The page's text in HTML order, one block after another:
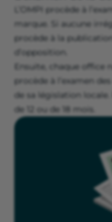
L’OMPI procède à
marque. Si aucune
procède à la
d’opposition.
Ensuite, chaque
procède à l’examen des
de sa législation locale.
de 12 ou de 18 mois.